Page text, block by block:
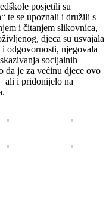
posjetili su
te se upoznali i družili s
i čitanjem slikovnica,
djeca su usvajala
odgovornosti, njegovala
socijalnih
da je za većinu djece ovo
ali i pridonijelo na